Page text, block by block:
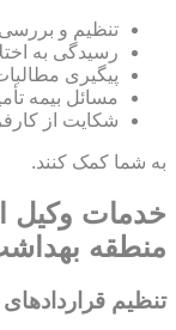
تنظیم و
رسیدگی به
پیگیری
مسائل بیمه
شکایت از
به شما کمک کنند.
خدمات وکیل
منطقه
تنظیم